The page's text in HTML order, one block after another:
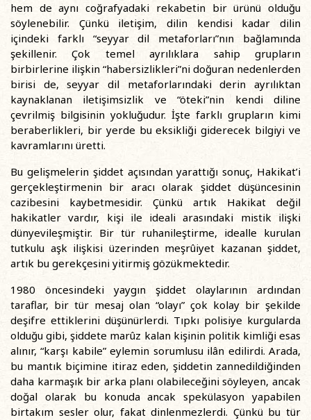
hem de aynı coğrafyadaki rekabetin bir ürünü olduğu
söylenebilir. Çünkü iletişim, dilin kendisi kadar dilin
içindeki farklı “seyyar dil metaforları”nın bağlamında
şekillenir. Çok temel ayrılıklara sahip grupların
birbirlerine ilişkin “habersizlikleri”ni doğuran nedenlerden
birisi de, seyyar dil metaforlarındaki derin ayrılıktan
kaynaklanan iletişimsizlik ve “öteki”nin kendi diline
çevrilmiş bilgisinin yokluğudur. İşte farklı grupların kimi
beraberlikleri, bir yerde bu eksikliği giderecek bilgiyi ve
kavramlarını üretti.
Bu gelişmelerin şiddet açısından yarattığı sonuç, Hakikat’i
gerçekleştirmenin bir aracı olarak şiddet düşüncesinin
cazibesini kaybetmesidir. Çünkü artık Hakikat değil
hakikatler vardır, kişi ile ideali arasındaki mistik ilişki
dünyevileşmiştir. Bir tür ruhanileştirme, idealle kurulan
tutkulu aşk ilişkisi üzerinden meşrûiyet kazanan şiddet,
artık bu gerekçesini yitirmiş gözükmektedir.
1980 öncesindeki yaygın şiddet olaylarının ardından
taraflar, bir tür mesaj olan “olayı” çok kolay bir şekilde
deşifre ettiklerini düşünürlerdi. Tıpkı polisiye kurgularda
olduğu gibi, şiddete marûz kalan kişinin politik kimliği esas
alınır, “karşı kabile” eylemin sorumlusu ilân edilirdi. Arada,
bu mantık biçimine itiraz eden, şiddetin zannedildiğinden
daha karmaşık bir arka planı olabileceğini söyleyen, ancak
doğal olarak bu konuda ancak spekülasyon yapabilen
birtakım sesler olur, fakat dinlenmezlerdi. Çünkü bu tür